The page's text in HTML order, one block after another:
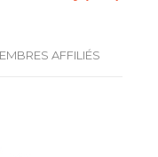
AFFILIÉS